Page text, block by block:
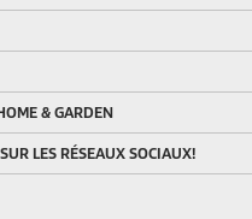
& GARDEN
LES RÉSEAUX SOCIAUX!